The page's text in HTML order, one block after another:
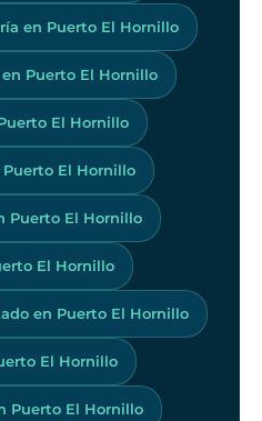
en Puerto El Hornillo
Puerto El Hornillo
El Hornillo
El Hornillo
Puerto El Hornillo
El Hornillo
en Puerto El Hornillo
El Hornillo
Puerto El Hornillo